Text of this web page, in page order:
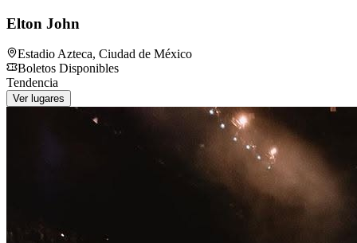
Elton John
Estadio Azteca, Ciudad de México
Boletos Disponibles
Tendencia
Ver lugares